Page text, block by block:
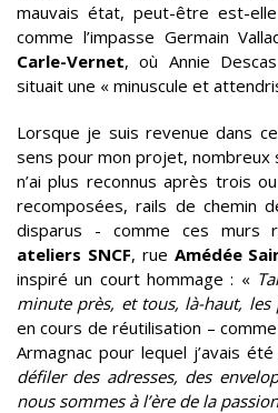
mauvais état, peut-être est-
comme l’impasse Germain
Carle-Vernet, où Annie
situait une « minuscule et
Lorsque je suis revenue dans
sens pour mon projet, nombreux
n’ai plus reconnus après trois
recomposées, rails de chemin
disparus - comme ces murs
ateliers SNCF, rue Amédée
inspiré un court hommage : «
minute près, et tous, là-haut, les
en cours de réutilisation –
Armagnac pour lequel j’avais
défiler des adresses, des
nous sommes à l’ère de la